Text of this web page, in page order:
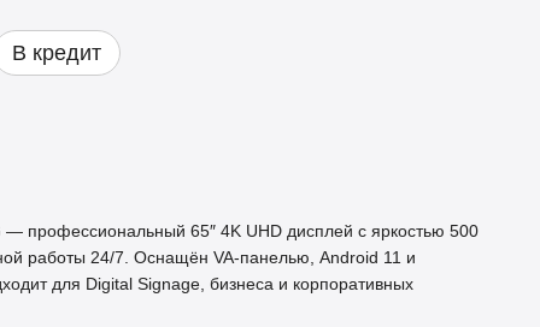
В кредит
— профессиональный 65″ 4K UHD дисплей с яркостью 500
работы 24/7. Оснащён VA‑панелью, Android 11 и
для Digital Signage, бизнеса и корпоративных